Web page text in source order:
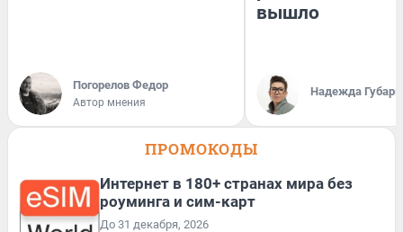
Погорелов Федор
Автор мнения
вышло
Надежда Губарь
ПРОМОКОДЫ
Интернет в 180+ странах мира без
роуминга и сим-карт
До 31 декабря, 2026